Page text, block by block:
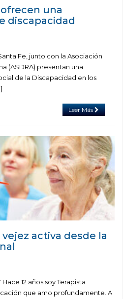
ofrecen una
discapacidad
Fe, junto con la Asociación
(ASDRA) presentan una
de la Discapacidad en los
Leer Más
activa desde la
12 años soy Terapista
que amo profundamente. A